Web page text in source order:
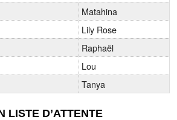
Matahina
Lily Rose
Raphaël
Lou
Tanya
LISTE D’ATTENTE